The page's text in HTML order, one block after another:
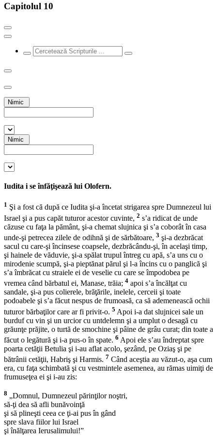
Capitolul 10
Nimic
Nimic
Iudita i se înfăţişează lui Olofern.
1 Şi a fost că după ce Iudita şi-a încetat strigarea spre Dumnezeul lui
Israel şi a pus capăt tuturor acestor cuvinte, 2 s’a ridicat de unde
căzuse cu faţa la pământ, şi-a chemat slujnica şi s’a coborât în casa
unde-şi petrecea zilele de odihnă şi de sărbătoare, 3 şi-a dezbrăcat
sacul cu care-şi încinsese coapsele, dezbrăcându-şi, în acelaşi timp,
şi hainele de văduvie, şi-a spălat trupul întreg cu apă, s’a uns cu o
mirodenie scumpă, şi-a pieptănat părul şi l-a încins cu o panglică şi
s’a îmbrăcat cu straiele ei de veselie cu care se împodobea pe
vremea când bărbatul ei, Manase, trăia; 4 apoi s’a încălţat cu
sandale, şi-a pus colierele, brăţările, inelele, cerceii şi toate
podoabele şi s’a făcut nespus de frumoasă, ca să ademenească ochii
tuturor bărbaţilor care ar fi privit-o. 5 Apoi i-a dat slujnicei sale un
burduf cu vin şi un urcior cu untdelemn şi a umplut o desagă cu
grăunţe prăjite, o turtă de smochine şi pâine de grâu curat; din toate a
făcut o legătură şi i-a pus-o în spate. 6 Apoi ele s’au îndreptat spre
poarta cetăţii Betulia şi i-au aflat acolo, şezând, pe Oziaş şi pe
bătrânii cetăţii, Habriş şi Harmis. 7 Când aceştia au văzut-o, aşa cum
era, cu faţa schimbată şi cu vestmintele asemenea, au rămas uimiţi de
frumuseţea ei şi i-au zis:
8 „Domnul, Dumnezeul părinţilor noştri,
să-ţi dea să afli bunăvoinţă
şi să plineşti ceea ce ţi-ai pus în gând
spre slava fiilor lui Israel
şi înălţarea Ierusalimului!”